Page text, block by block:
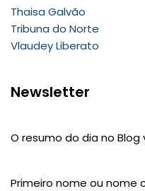
Thaisa Galvão
Tribuna do Norte
Vlaudey Liberato
Newsletter
O resumo do dia no
Primeiro nome ou nome